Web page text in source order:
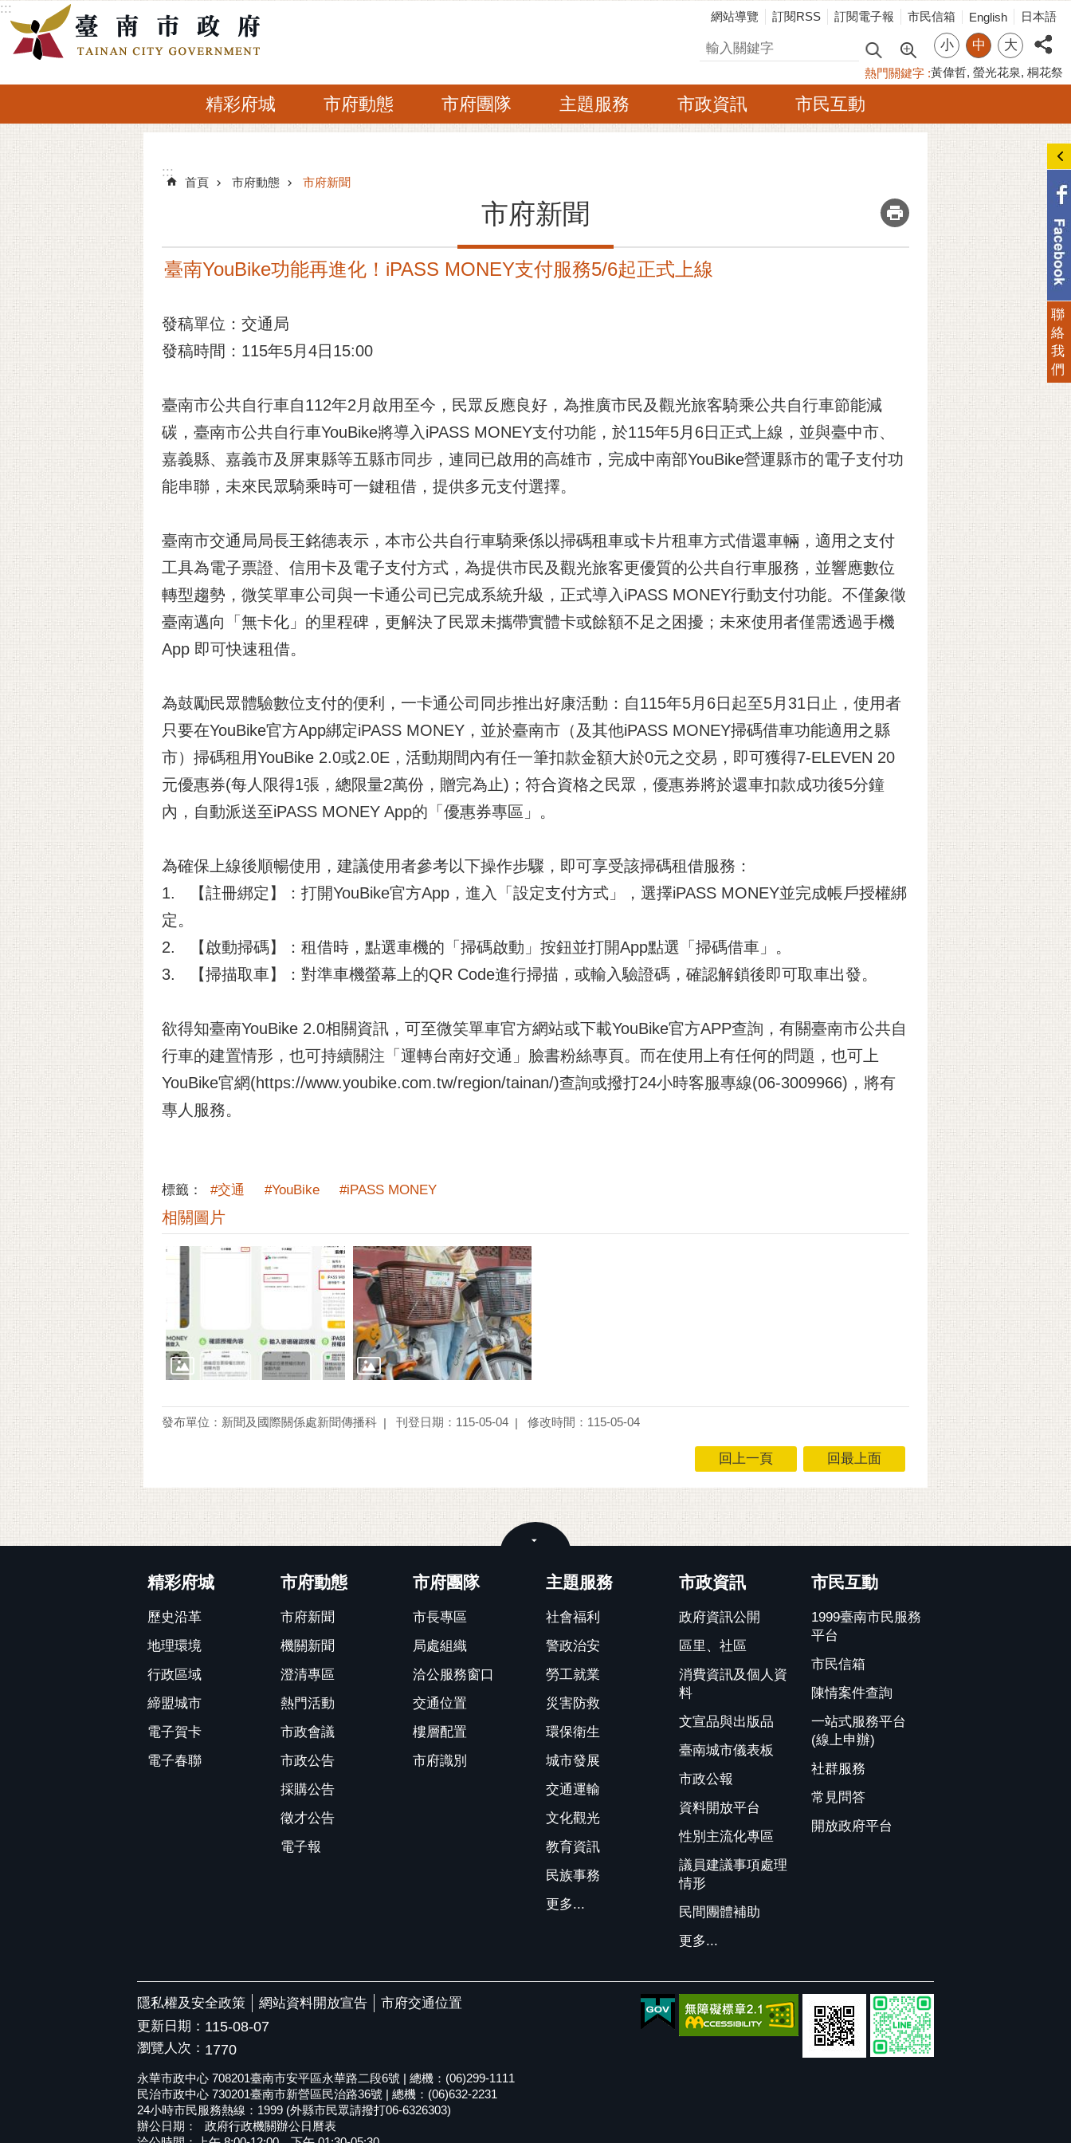
跳到主要內容區塊
:::
網站導覽 訂閱RSS 訂閱電子報 市民信箱 English 日本語
搜尋 小 中 大
熱門關鍵字 黃偉哲 螢光花泉 桐花祭
精彩府城 市府動態 市府團隊 主題服務 市政資訊 市民互動
:::
:::
首頁 市府動態 市府新聞
市府新聞 _
臺南YouBike功能再進化！iPASS MONEY支付服務5/6起正式上線
發稿單位：交通局
發稿時間：115年5月4日15:00
臺南市公共自行車自112年2月啟用至今，民眾反應良好，為推廣市民及觀光旅客騎乘公共自行車節能減
碳，臺南市公共自行車YouBike將導入iPASS MONEY支付功能，於115年5月6日正式上線，並與臺中市、
嘉義縣、嘉義市及屏東縣等五縣市同步，連同已啟用的高雄市，完成中南部YouBike營運縣市的電子支付功
能串聯，未來民眾騎乘時可一鍵租借，提供多元支付選擇。
臺南市交通局局長王銘德表示，本市公共自行車騎乘係以掃碼租車或卡片租車方式借還車輛，適用之支付
工具為電子票證、信用卡及電子支付方式，為提供市民及觀光旅客更優質的公共自行車服務，並響應數位
轉型趨勢，微笑單車公司與一卡通公司已完成系統升級，正式導入iPASS MONEY行動支付功能。不僅象徵
臺南邁向「無卡化」的里程碑，更解決了民眾未攜帶實體卡或餘額不足之困擾；未來使用者僅需透過手機
App 即可快速租借。
為鼓勵民眾體驗數位支付的便利，一卡通公司同步推出好康活動：自115年5月6日起至5月31日止，使用者
只要在YouBike官方App綁定iPASS MONEY，並於臺南市（及其他iPASS MONEY掃碼借車功能適用之縣
市）掃碼租用YouBike 2.0或2.0E，活動期間內有任一筆扣款金額大於0元之交易，即可獲得7-ELEVEN 20
元優惠券(每人限得1張，總限量2萬份，贈完為止)；符合資格之民眾，優惠券將於還車扣款成功後5分鐘
內，自動派送至iPASS MONEY App的「優惠券專區」。
為確保上線後順暢使用，建議使用者參考以下操作步驟，即可享受該掃碼租借服務：
1. 【註冊綁定】：打開YouBike官方App，進入「設定支付方式」，選擇iPASS MONEY並完成帳戶授權綁
定。
2. 【啟動掃碼】：租借時，點選車機的「掃碼啟動」按鈕並打開App點選「掃碼借車」。
3. 【掃描取車】：對準車機螢幕上的QR Code進行掃描，或輸入驗證碼，確認解鎖後即可取車出發。
欲得知臺南YouBike 2.0相關資訊，可至微笑單車官方網站或下載YouBike官方APP查詢，有關臺南市公共自
行車的建置情形，也可持續關注「運轉台南好交通」臉書粉絲專頁。而在使用上有任何的問題，也可上
YouBike官網(https://www.youbike.com.tw/region/tainan/)查詢或撥打24小時客服專線(06-3009966)，將有
專人服務。
標籤： #交通 #YouBike #iPASS MONEY
相關圖片
發布單位：新聞及國際關係處新聞傳播科 刊登日期：115-05-04 修改時間：115-05-04
回上一頁 回最上面
精彩府城
歷史沿革
地理環境
行政區域
締盟城市
電子賀卡
電子春聯
市府動態
市府新聞
機關新聞
澄清專區
熱門活動
市政會議
市政公告
採購公告
徵才公告
電子報
市府團隊
市長專區
局處組織
洽公服務窗口
交通位置
樓層配置
市府識別
主題服務
社會福利
警政治安
勞工就業
災害防救
環保衛生
城市發展
交通運輸
文化觀光
教育資訊
民族事務
更多...
市政資訊
政府資訊公開
區里、社區
消費資訊及個人資
料
文宣品與出版品
臺南城市儀表板
市政公報
資料開放平台
性別主流化專區
議員建議事項處理
情形
民間團體補助
更多...
市民互動
1999臺南市民服務
平台
市民信箱
陳情案件查詢
一站式服務平台
(線上申辦)
社群服務
常見問答
開放政府平台
隱私權及安全政策 網站資料開放宣告
市府交通位置
更新日期： 115-08-07
瀏覽人次： 1770
永華市政中心 708201臺南市安平區永華路二段6號 | 總機：(06)299-1111
民治市政中心 730201臺南市新營區民治路36號 | 總機：(06)632-2231
24小時市民服務熱線：1999 (外縣市民眾請撥打06-6326303)
辦公日期：
政府行政機關辦公日曆表
聯
絡
我
們